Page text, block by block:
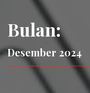
Bulan:
Desember 2024